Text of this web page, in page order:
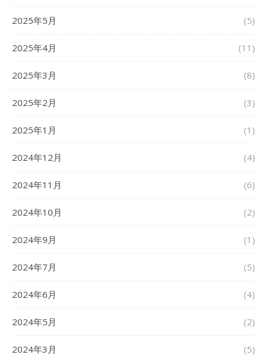
2025年5月 (5)
2025年4月 (11)
2025年3月 (8)
2025年2月 (3)
2025年1月 (1)
2024年12月 (4)
2024年11月 (6)
2024年10月 (2)
2024年9月 (1)
2024年7月 (5)
2024年6月 (4)
2024年5月 (2)
2024年3月 (5)